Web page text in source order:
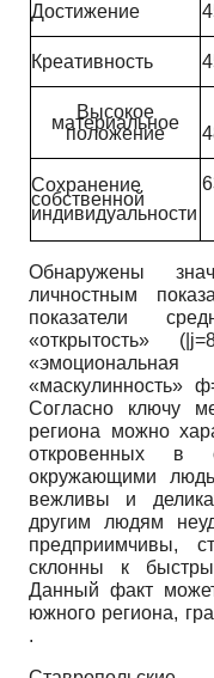
Достижение
Креативность
Высокое
материальное
положение
Сохранение
собственной
индивидуальности
Обнаружены
личностным
показатели
«открытость»
«маскулинность»
Согласно ключу
региона можно
откровенных в
окружающими
вежливы и
другим людям
предприимчивы,
склонны к
Данный факт
южного региона,
.